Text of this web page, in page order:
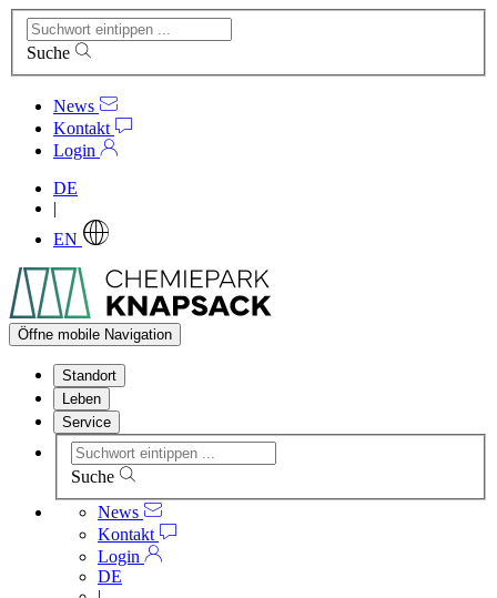
Suche
News
Kontakt
Login
DE
|
EN
Öffne mobile Navigation
Standort
Leben
Service
Suche
News
Kontakt
Login
DE